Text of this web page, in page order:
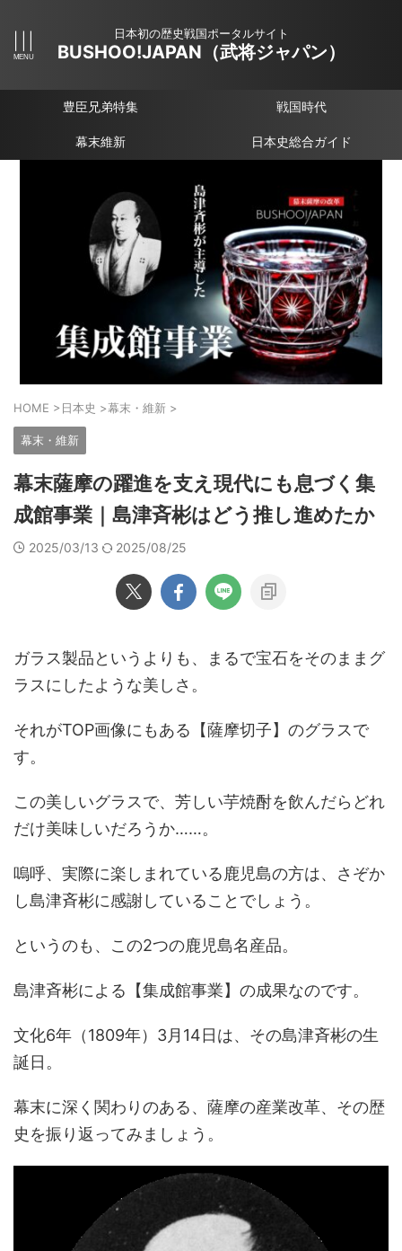
日本初の歴史戦国ポータルサイト
BUSHOO!JAPAN（武将ジャパン）
豊臣兄弟特集 戦国時代
幕末維新 日本史総合ガイド
HOME >日本史 >幕末・維新 >
幕末・維新
幕末薩摩の躍進を支え現代にも息づく集
成館事業｜島津斉彬はどう推し進めたか
2025/03/13 2025/08/25
ガラス製品というよりも、まるで宝石をそのままグ
ラスにしたような美しさ。
それがTOP画像にもある【薩摩切子】のグラスで
す。
この美しいグラスで、芳しい芋焼酎を飲んだらどれ
だけ美味しいだろうか……。
嗚呼、実際に楽しまれている鹿児島の方は、さぞか
し島津斉彬に感謝していることでしょう。
というのも、この2つの鹿児島名産品。
島津斉彬による【集成館事業】の成果なのです。
文化6年（1809年）3月14日は、その島津斉彬の生
誕日。
幕末に深く関わりのある、薩摩の産業改革、その歴
史を振り返ってみましょう。